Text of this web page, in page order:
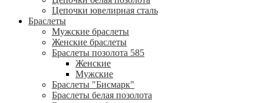
Цепочки ювелирная сталь
Браслеты
Мужские браслеты
Женские браслеты
Браслеты позолота 585
Женские
Мужские
Браслеты "Бисмарк"
Браслеты белая позолота